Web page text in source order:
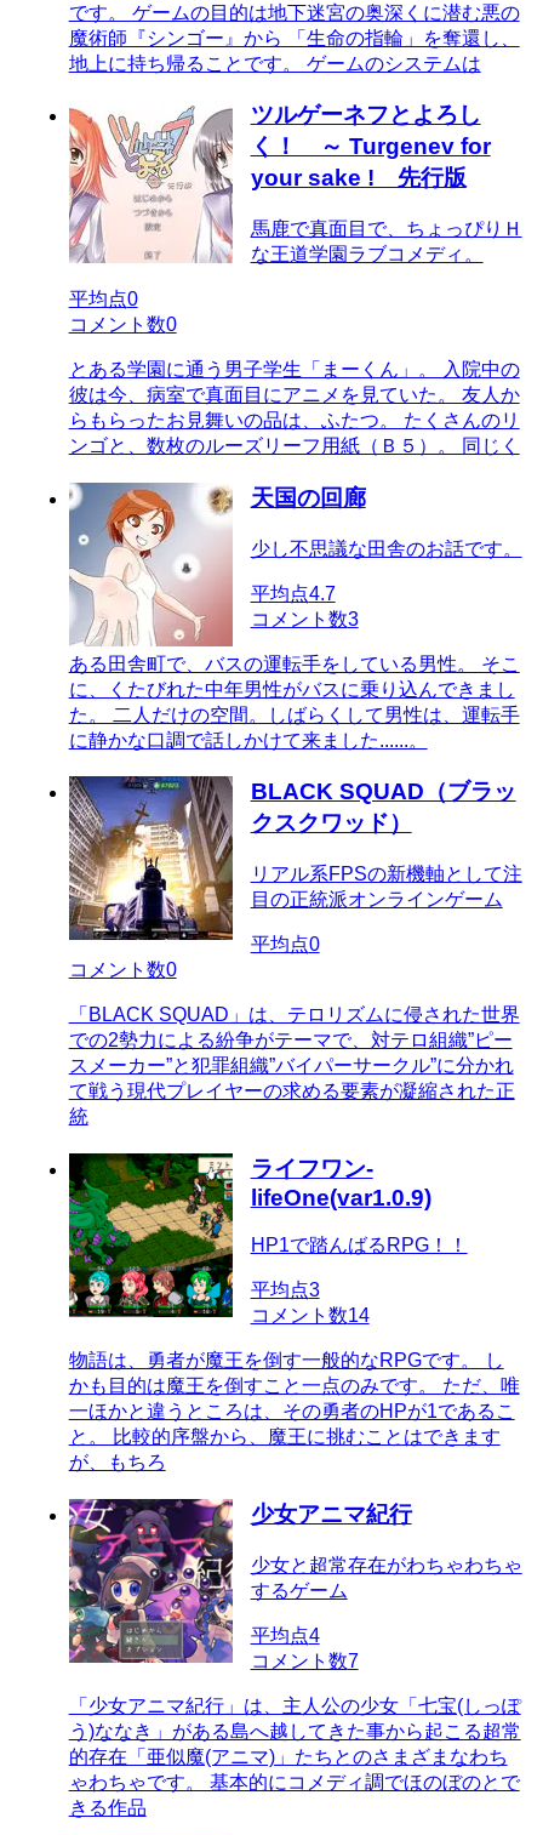
です。 ゲームの目的は地下迷宮の奥深くに潜む悪の
魔術師『シンゴー』から 「生命の指輪」を奪還し、
地上に持ち帰ることです。 ゲームのシステムは
ツルゲーネフとよろし
く！ ～ Turgenev for
your sake ! 先行版
馬鹿で真面目で、ちょっぴりＨ
な王道学園ラブコメディ。
平均点0
コメント数0
とある学園に通う男子学生「まーくん」。 入院中の
彼は今、病室で真面目にアニメを見ていた。 友人か
らもらったお見舞いの品は、ふたつ。 たくさんのリ
ンゴと、数枚のルーズリーフ用紙（Ｂ５）。 同じく
天国の回廊
少し不思議な田舎のお話です。
平均点4.7
コメント数3
ある田舎町で、バスの運転手をしている男性。 そこ
に、くたびれた中年男性がバスに乗り込んできまし
た。 二人だけの空間。しばらくして男性は、運転手
に静かな口調で話しかけて来ました......。
BLACK SQUAD（ブラッ
クスクワッド）
リアル系FPSの新機軸として注
目の正統派オンラインゲーム
平均点0
コメント数0
「BLACK SQUAD」は、テロリズムに侵された世界
での2勢力による紛争がテーマで、対テロ組織”ピー
スメーカー”と犯罪組織”バイパーサークル”に分かれ
て戦う現代プレイヤーの求める要素が凝縮された正
統
ライフワン-
lifeOne(var1.0.9)
HP1で踏んばるRPG！！
平均点3
コメント数14
物語は、勇者が魔王を倒す一般的なRPGです。 し
かも目的は魔王を倒すこと一点のみです。 ただ、唯
一ほかと違うところは、その勇者のHPが1であるこ
と。 比較的序盤から、魔王に挑むことはできます
が、もちろ
少女アニマ紀行
少女と超常存在がわちゃわちゃ
するゲーム
平均点4
コメント数7
「少女アニマ紀行」は、主人公の少女「七宝(しっぽ
う)ななき」がある島へ越してきた事から起こる超常
的存在「亜似魔(アニマ)」たちとのさまざまなわち
ゃわちゃです。 基本的にコメディ調でほのぼのとで
きる作品